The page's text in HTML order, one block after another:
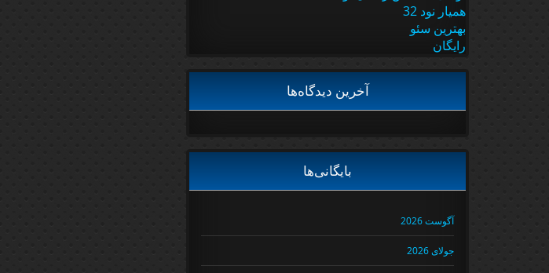
همیار نود 32
بهترین سئو
رایگان
آخرین دیدگاه‌ها
بایگانی‌ها
آگوست 2026
جولای 2026